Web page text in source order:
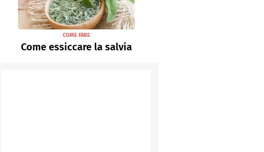
COME FARE
Come essiccare la salvia